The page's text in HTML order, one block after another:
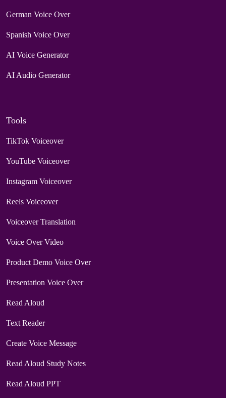
German Voice Over
Spanish Voice Over
AI Voice Generator
AI Audio Generator
Tools
TikTok Voiceover
YouTube Voiceover
Instagram Voiceover
Reels Voiceover
Voiceover Translation
Voice Over Video
Product Demo Voice Over
Presentation Voice Over
Read Aloud
Text Reader
Create Voice Message
Read Aloud Study Notes
Read Aloud PPT